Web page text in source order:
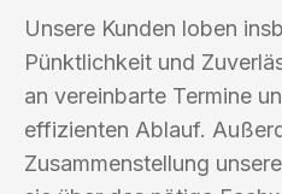
Unsere Kunden loben
Pünktlichkeit und
an vereinbarte Termine
effizienten Ablauf.
Zusammenstellung